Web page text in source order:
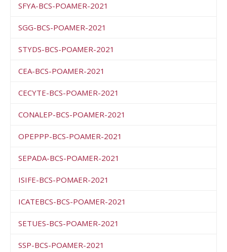
SFYA-BCS-POAMER-2021
SGG-BCS-POAMER-2021
STYDS-BCS-POAMER-2021
CEA-BCS-POAMER-2021
CECYTE-BCS-POAMER-2021
CONALEP-BCS-POAMER-2021
OPEPPP-BCS-POAMER-2021
SEPADA-BCS-POAMER-2021
ISIFE-BCS-POMAER-2021
ICATEBCS-BCS-POAMER-2021
SETUES-BCS-POAMER-2021
SSP-BCS-POAMER-2021